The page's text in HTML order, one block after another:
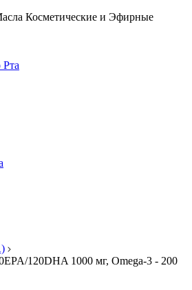
Косметические и Эфирные
Рта
120DHA 1000 мг, Omega-3 - 200